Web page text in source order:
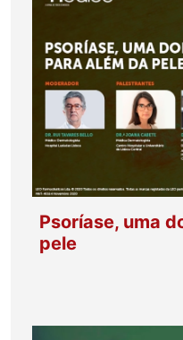
Psoríase, uma
pele